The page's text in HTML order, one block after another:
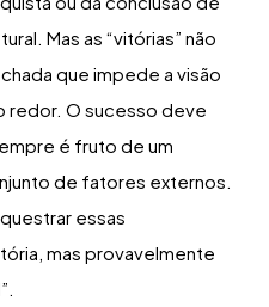
Mas as “vitórias” não
que impede a visão
redor. O sucesso deve
é fruto de um
de fatores externos.
essas
mas provavelmente